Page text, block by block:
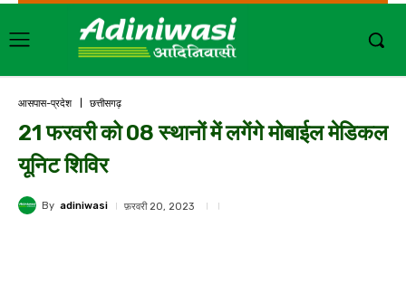
आसपास-प्रदेश छत्तीसगढ़
21 फरवरी को 08 स्थानों में लगेंगे मोबाईल मेडिकल
यूनिट शिविर
By adiniwasi फ़रवरी 20, 2023